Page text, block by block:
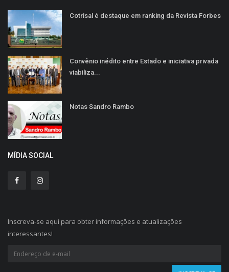
Cotrisal é destaque em ranking da Revista Forbes
Convênio inédito entre Estado e iniciativa privada
viabiliza...
Notas Sandro Rambo
MÍDIA SOCIAL
Inscreva-se aqui para obter informações e atualizações
interessantes!